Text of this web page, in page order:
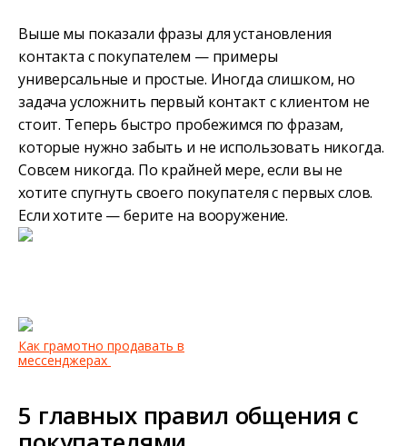
Выше мы показали фразы для установления
контакта с покупателем — примеры
универсальные и простые. Иногда слишком, но
задача усложнить первый контакт с клиентом не
стоит. Теперь быстро пробежимся по фразам,
которые нужно забыть и не использовать никогда.
Совсем никогда. По крайней мере, если вы не
хотите спугнуть своего покупателя с первых слов.
Если хотите — берите на вооружение.
Как грамотно продавать в
мессенджерах
5 главных правил общения с